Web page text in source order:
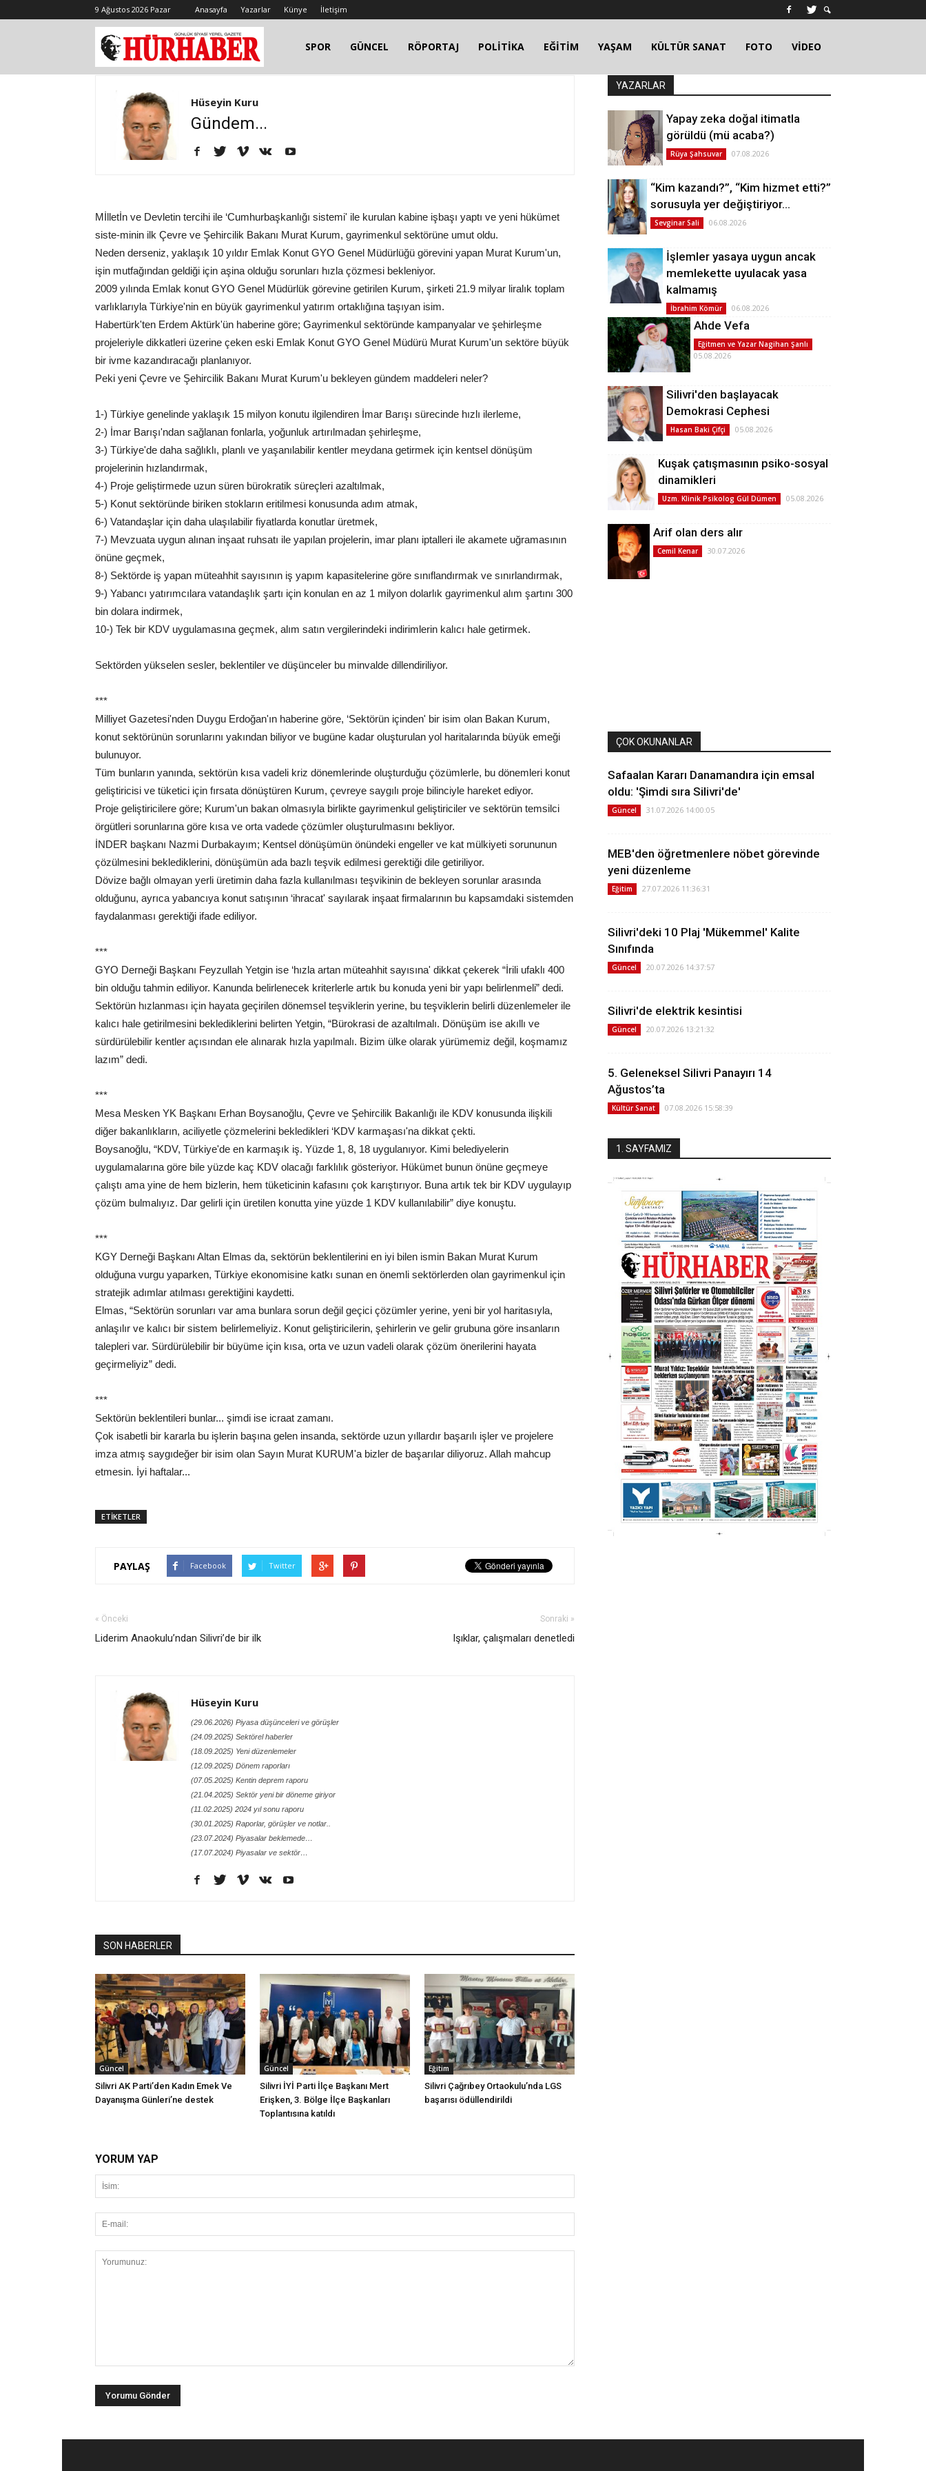
9 Ağustos 2026 Pazar Anasayfa Yazarlar Künye İletişim
SPOR GÜNCEL RÖPORTAJ POLİTİKA EĞİTİM YAŞAM KÜLTÜR SANAT FOTO VİDEO
Hüseyin Kuru
Gündem...
Mİlletİn ve Devletin tercihi ile ‘Cumhurbaşkanlığı sistemi' ile kurulan kabine işbaşı yaptı ve yeni hükümet
siste-minin ilk Çevre ve Şehircilik Bakanı Murat Kurum, gayrimenkul sektörüne umut oldu.
Neden derseniz, yaklaşık 10 yıldır Emlak Konut GYO Genel Müdürlüğü görevini yapan Murat Kurum'un,
işin mutfağından geldiği için aşina olduğu sorunları hızla çözmesi bekleniyor.
2009 yılında Emlak konut GYO Genel Müdürlük görevine getirilen Kurum, şirketi 21.9 milyar liralık toplam
varlıklarıyla Türkiye'nin en büyük gayrimenkul yatırım ortaklığına taşıyan isim.
Habertürk'ten Erdem Aktürk'ün haberine göre; Gayrimenkul sektöründe kampanyalar ve şehirleşme
projeleriyle dikkatleri üzerine çeken eski Emlak Konut GYO Genel Müdürü Murat Kurum'un sektöre büyük
bir ivme kazandıracağı planlanıyor.
Peki yeni Çevre ve Şehircilik Bakanı Murat Kurum'u bekleyen gündem maddeleri neler?
1-) Türkiye genelinde yaklaşık 15 milyon konutu ilgilendiren İmar Barışı sürecinde hızlı ilerleme,
2-) İmar Barışı'ndan sağlanan fonlarla, yoğunluk artırılmadan şehirleşme,
3-) Türkiye'de daha sağlıklı, planlı ve yaşanılabilir kentler meydana getirmek için kentsel dönüşüm
projelerinin hızlandırmak,
4-) Proje geliştirmede uzun süren bürokratik süreçleri azaltılmak,
5-) Konut sektöründe biriken stokların eritilmesi konusunda adım atmak,
6-) Vatandaşlar için daha ulaşılabilir fiyatlarda konutlar üretmek,
7-) Mevzuata uygun alınan inşaat ruhsatı ile yapılan projelerin, imar planı iptalleri ile akamete uğramasının
önüne geçmek,
8-) Sektörde iş yapan müteahhit sayısının iş yapım kapasitelerine göre sınıflandırmak ve sınırlandırmak,
9-) Yabancı yatırımcılara vatandaşlık şartı için konulan en az 1 milyon dolarlık gayrimenkul alım şartını 300
bin dolara indirmek,
10-) Tek bir KDV uygulamasına geçmek, alım satın vergilerindeki indirimlerin kalıcı hale getirmek.
Sektörden yükselen sesler, beklentiler ve düşünceler bu minvalde dillendiriliyor.
***
Milliyet Gazetesi'nden Duygu Erdoğan'ın haberine göre, ‘Sektörün içinden' bir isim olan Bakan Kurum,
konut sektörünün sorunlarını yakından biliyor ve bugüne kadar oluşturulan yol haritalarında büyük emeği
bulunuyor.
Tüm bunların yanında, sektörün kısa vadeli kriz dönemlerinde oluşturduğu çözümlerle, bu dönemleri konut
geliştiricisi ve tüketici için fırsata dönüştüren Kurum, çevreye saygılı proje bilinciyle hareket ediyor.
Proje geliştiricilere göre; Kurum'un bakan olmasıyla birlikte gayrimenkul geliştiriciler ve sektörün temsilci
örgütleri sorunlarına göre kısa ve orta vadede çözümler oluşturulmasını bekliyor.
İNDER başkanı Nazmi Durbakayım; Kentsel dönüşümün önündeki engeller ve kat mülkiyeti sorununun
çözülmesini beklediklerini, dönüşümün ada bazlı teşvik edilmesi gerektiği dile getiriliyor.
Dövize bağlı olmayan yerli üretimin daha fazla kullanılması teşvikinin de bekleyen sorunlar arasında
olduğunu, ayrıca yabancıya konut satışının ‘ihracat' sayılarak inşaat firmalarının bu kapsamdaki sistemden
faydalanması gerektiği ifade ediliyor.
***
GYO Derneği Başkanı Feyzullah Yetgin ise ‘hızla artan müteahhit sayısına' dikkat çekerek “İrili ufaklı 400
bin olduğu tahmin ediliyor. Kanunda belirlenecek kriterlerle artık bu konuda yeni bir yapı belirlenmeli” dedi.
Sektörün hızlanması için hayata geçirilen dönemsel teşviklerin yerine, bu teşviklerin belirli düzenlemeler ile
kalıcı hale getirilmesini beklediklerini belirten Yetgin, “Bürokrasi de azaltılmalı. Dönüşüm ise akıllı ve
sürdürülebilir kentler açısından ele alınarak hızla yapılmalı. Bizim ülke olarak yürümemiz değil, koşmamız
lazım” dedi.
***
Mesa Mesken YK Başkanı Erhan Boysanoğlu, Çevre ve Şehircilik Bakanlığı ile KDV konusunda ilişkili
diğer bakanlıkların, aciliyetle çözmelerini bekledikleri ‘KDV karmaşası'na dikkat çekti.
Boysanoğlu, “KDV, Türkiye'de en karmaşık iş. Yüzde 1, 8, 18 uygulanıyor. Kimi belediyelerin
uygulamalarına göre bile yüzde kaç KDV olacağı farklılık gösteriyor. Hükümet bunun önüne geçmeye
çalıştı ama yine de hem bizlerin, hem tüketicinin kafasını çok karıştırıyor. Buna artık tek bir KDV uygulayıp
çözüm bulmalıyız. Dar gelirli için üretilen konutta yine yüzde 1 KDV kullanılabilir” diye konuştu.
***
KGY Derneği Başkanı Altan Elmas da, sektörün beklentilerini en iyi bilen ismin Bakan Murat Kurum
olduğuna vurgu yaparken, Türkiye ekonomisine katkı sunan en önemli sektörlerden olan gayrimenkul için
stratejik adımlar atılması gerektiğini kaydetti.
Elmas, “Sektörün sorunları var ama bunlara sorun değil geçici çözümler yerine, yeni bir yol haritasıyla,
anlaşılır ve kalıcı bir sistem belirlemeliyiz. Konut geliştiricilerin, şehirlerin ve gelir grubuna göre insanların
talepleri var. Sürdürülebilir bir büyüme için kısa, orta ve uzun vadeli olarak çözüm önerilerini hayata
geçirmeliyiz” dedi.
***
Sektörün beklentileri bunlar... şimdi ise icraat zamanı.
Çok isabetli bir kararla bu işlerin başına gelen insanda, sektörde uzun yıllardır başarılı işler ve projelere
imza atmış saygıdeğer bir isim olan Sayın Murat KURUM'a bizler de başarılar diliyoruz. Allah mahcup
etmesin. İyi haftalar...
ETİKETLER
PAYLAŞ Facebook Twitter
« Önceki
Liderim Anaokulu’ndan Silivri’de bir ilk
Sonraki »
Işıklar, çalışmaları denetledi
Hüseyin Kuru
(29.06.2026) Piyasa düşünceleri ve görüşler
(24.09.2025) Sektörel haberler
(18.09.2025) Yeni düzenlemeler
(12.09.2025) Dönem raporları
(07.05.2025) Kentin deprem raporu
(21.04.2025) Sektör yeni bir döneme giriyor
(11.02.2025) 2024 yıl sonu raporu
(30.01.2025) Raporlar, görüşler ve notlar..
(23.07.2024) Piyasalar beklemede…
(17.07.2024) Piyasalar ve sektör…
SON HABERLER
Güncel
Silivri AK Parti’den Kadın Emek Ve
Dayanışma Günleri’ne destek
Güncel
Silivri İYİ Parti İlçe Başkanı Mert
Erişken, 3. Bölge İlçe Başkanları
Toplantısına katıldı
Eğitim
Silivri Çağrıbey Ortaokulu’nda LGS
başarısı ödüllendirildi
YORUM YAP
YAZARLAR
Yapay zeka doğal itimatla
görüldü (mü acaba?)
Rüya Şahsuvar 07.08.2026
“Kim kazandı?”, “Kim hizmet etti?”
sorusuyla yer değiştiriyor…
Sevginar Sali 06.08.2026
İşlemler yasaya uygun ancak
memlekette uyulacak yasa
kalmamış
İbrahim Kömür 06.08.2026
Ahde Vefa
Eğitmen ve Yazar Nagihan Şanlı
05.08.2026
Silivri'den başlayacak
Demokrasi Cephesi
Hasan Baki Çifçi 05.08.2026
Kuşak çatışmasının psiko-sosyal
dinamikleri
Uzm. Klinik Psikolog Gül Dümen 05.08.2026
Arif olan ders alır
Cemil Kenar 30.07.2026
ÇOK OKUNANLAR
Safaalan Kararı Danamandıra için emsal
oldu: 'Şimdi sıra Silivri'de'
Güncel 31.07.2026 14:00:05
MEB'den öğretmenlere nöbet görevinde
yeni düzenleme
Eğitim 27.07.2026 11:36:31
Silivri'deki 10 Plaj 'Mükemmel' Kalite
Sınıfında
Güncel 20.07.2026 14:37:57
Silivri'de elektrik kesintisi
Güncel 20.07.2026 13:21:32
5. Geleneksel Silivri Panayırı 14
Ağustos’ta
Kültür Sanat 07.08.2026 15:58:39
1. SAYFAMIZ